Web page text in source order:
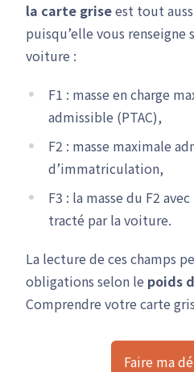
la carte griseest tout
puisqu’elle vous renseigne
voiture :
F1 : masse en charge
admissible (PTAC),
F2 : masse maximale
d’immatriculation,
F3 : la masse du F2
tracté par la voiture.
La lecture de ces champs
obligations selon le poids
Comprendre votre carte
Faire ma